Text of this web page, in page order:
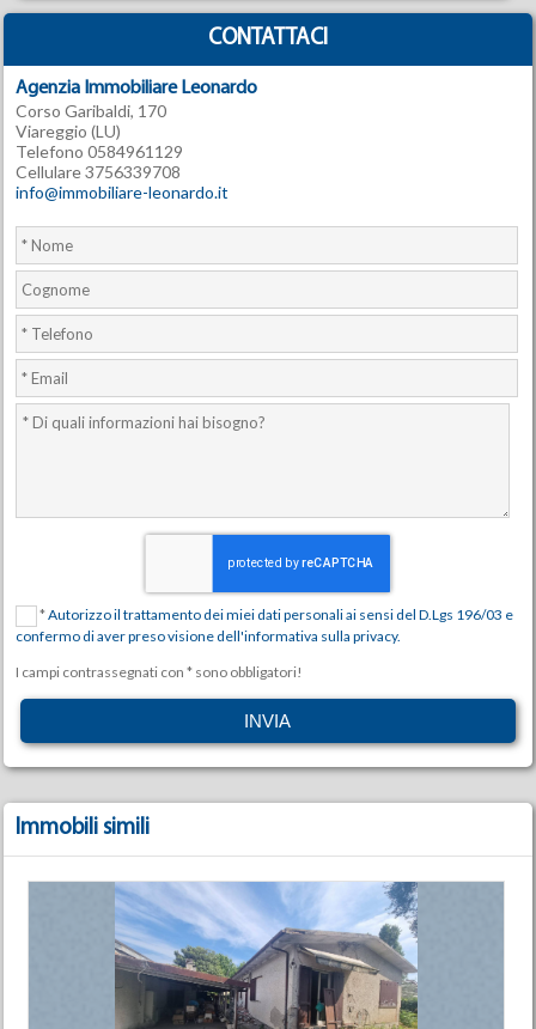
CONTATTACI
Agenzia Immobiliare Leonardo
Corso Garibaldi, 170
Viareggio (LU)
Telefono 0584961129
Cellulare 3756339708
info@immobiliare-leonardo.it
*Autorizzo il trattamento dei miei dati personali ai sensi del D.Lgs 196/03 e
confermo di aver preso visione dell'informativa sulla privacy.
I campi contrassegnati con * sono obbligatori!
Immobili simili